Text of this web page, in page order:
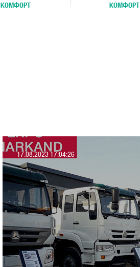
КОМФОРТ КОМФОРТ
17.08.2023 17:04:26